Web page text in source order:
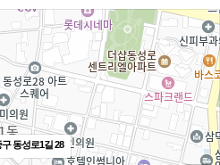
동성로1길 28